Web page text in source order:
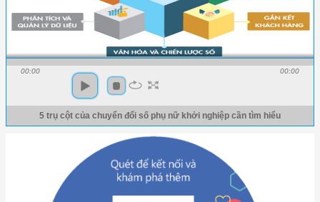
00:00 00:00
5 trụ cột của chuyển đổi số phụ nữ khởi nghiệp cần tìm hiểu